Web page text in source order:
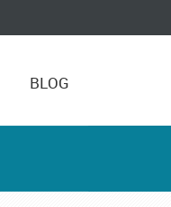
BLOG